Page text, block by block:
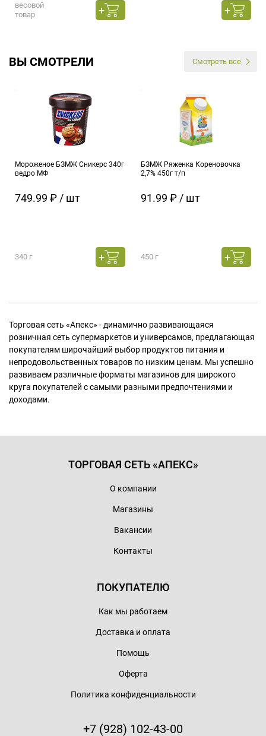
весовой
товар
ВЫ СМОТРЕЛИ Смотреть все
Мороженое БЗМЖ Сникерс 340г
ведро МФ
749.99 ₽ / шт
340 г
БЗМЖ Ряженка Кореновочка
2,7% 450г т/п
91.99 ₽ / шт
450 г
Торговая сеть «Апекс» - динамично развивающаяся
розничная сеть супермаркетов и универсамов, предлагающая
покупателям широчайший выбор продуктов питания и
непродовольственных товаров по низким ценам. Мы успешно
развиваем различные форматы магазинов для широкого
круга покупателей с самыми разными предпочтениями и
доходами.
ТОРГОВАЯ СЕТЬ «АПЕКС»
О компании
Магазины
Вакансии
Контакты
ПОКУПАТЕЛЮ
Как мы работаем
Доставка и оплата
Помощь
Оферта
Политика конфиденциальности
+7 (928) 102-43-00